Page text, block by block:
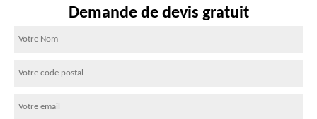
Demande de devis gratuit